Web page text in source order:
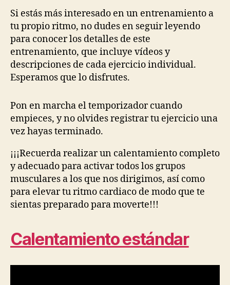
Si estás más interesado en un entrenamiento a
tu propio ritmo, no dudes en seguir leyendo
para conocer los detalles de este
entrenamiento, que incluye vídeos y
descripciones de cada ejercicio individual.
Esperamos que lo disfrutes.
Pon en marcha el temporizador cuando
empieces, y no olvides registrar tu ejercicio una
vez hayas terminado.
¡¡¡Recuerda realizar un calentamiento completo
y adecuado para activar todos los grupos
musculares a los que nos dirigimos, así como
para elevar tu ritmo cardiaco de modo que te
sientas preparado para moverte!!!
Calentamiento estándar